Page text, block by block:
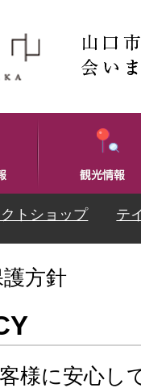
トショップ テ
方針
様に安心し